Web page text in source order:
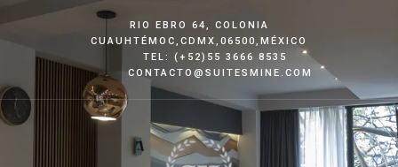
RIO EBRO 64, COLONIA
CUAUHTÉMOC,CDMX,06500,MÉXICO
TEL: (+52)55 3666 8535
CONTACTO@SUITESMINE.COM